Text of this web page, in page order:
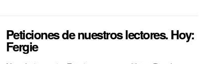
Peticiones de nuestros lectores. Hoy:
Fergie